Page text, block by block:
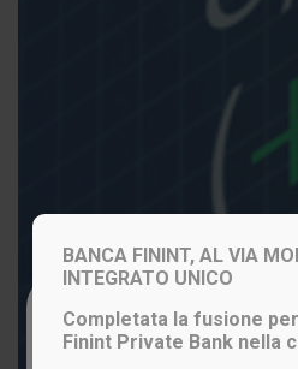
Login to
BANCA FININT, AL VIA
INTEGRATO UNICO
Completata la fusione
Finint Private Bank nella